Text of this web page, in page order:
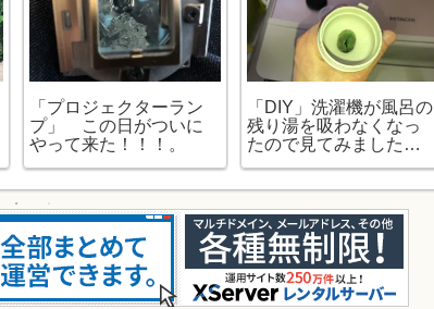
「プロジェクターラン
プ」 この日がついに
やって来た！！！。
「DIY」洗濯機が風呂の
残り湯を吸わなくなっ
たので見てみましたが